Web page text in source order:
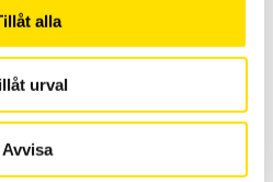
alla
urval
Avvisa